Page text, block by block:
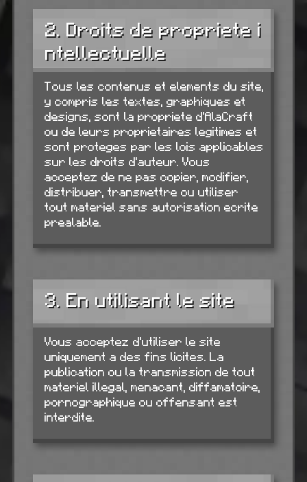
2. Droits de propriete i
ntellectuelle
Tous les contenus et elements du site,
y compris les textes, graphiques et
designs, sont la propriete d'AlaCraft
ou de leurs proprietaires legitimes et
sont proteges par les lois applicables
sur les droits d'auteur. Vous
acceptez de ne pas copier, modifier,
distribuer, transmettre ou utiliser
tout materiel sans autorisation ecrite
prealable.
3. En utilisant le site
Vous acceptez d'utiliser le site
uniquement a des fins licites. La
publication ou la transmission de tout
materiel illegal, menacant, diffamatoire,
pornographique ou offensant est
interdite.